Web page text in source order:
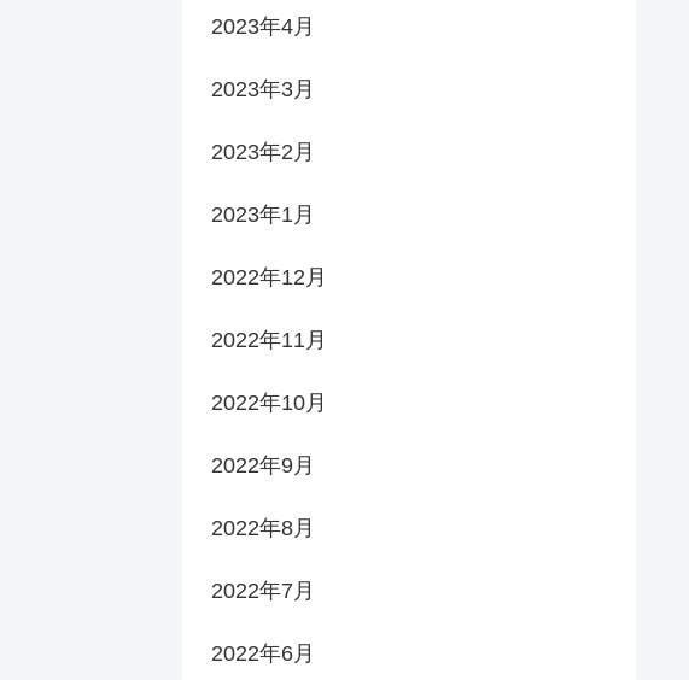
2023年4月
2023年3月
2023年2月
2023年1月
2022年12月
2022年11月
2022年10月
2022年9月
2022年8月
2022年7月
2022年6月